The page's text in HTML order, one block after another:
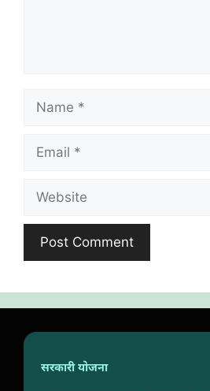
Name
Email
Website
सरकारी योजना